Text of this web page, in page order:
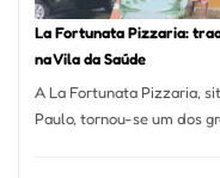
La Fortunata Pizzaria:
na Vila da Saúde
A La Fortunata Pizzaria,
Paulo, tornou-se um dos